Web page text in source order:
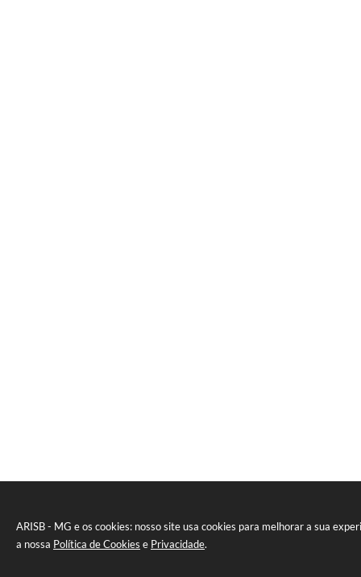
ARISB - MG e os cookies: nosso site usa cookies para melhorar a sua
a nossa Política de Cookies e Privacidade.